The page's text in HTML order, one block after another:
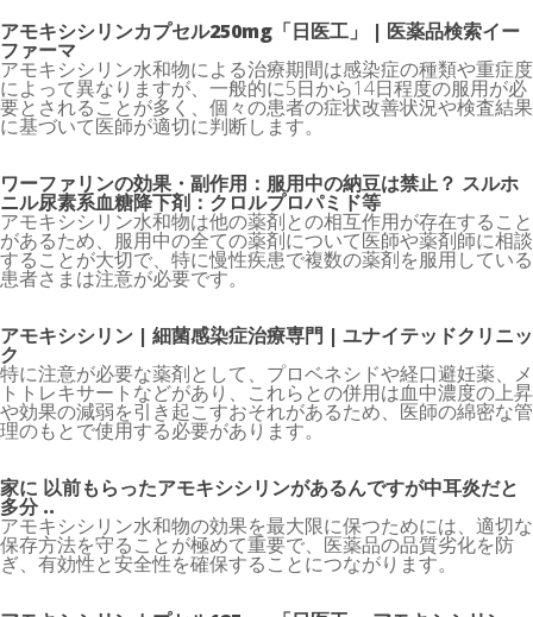
アモキシシリンカプセル250mg「日医工」 | 医薬品検索イー
ファーマ
アモキシシリン水和物による治療期間は感染症の種類や重症度
によって異なりますが、一般的に5日から14日程度の服用が必
要とされることが多く、個々の患者の症状改善状況や検査結果
に基づいて医師が適切に判断します。
ワーファリンの効果・副作用：服用中の納豆は禁止？ スルホ
ニル尿素系血糖降下剤：クロルプロパミド等
アモキシシリン水和物は他の薬剤との相互作用が存在すること
があるため、服用中の全ての薬剤について医師や薬剤師に相談
することが大切で、特に慢性疾患で複数の薬剤を服用している
患者さまは注意が必要です。
アモキシシリン | 細菌感染症治療専門 | ユナイテッドクリニッ
ク
特に注意が必要な薬剤として、プロベネシドや経口避妊薬、メ
トトレキサートなどがあり、これらとの併用は血中濃度の上昇
や効果の減弱を引き起こすおそれがあるため、医師の綿密な管
理のもとで使用する必要があります。
家に 以前もらったアモキシシリンがあるんですが中耳炎だと
多分 ..
アモキシシリン水和物の効果を最大限に保つためには、適切な
保存方法を守ることが極めて重要で、医薬品の品質劣化を防
ぎ、有効性と安全性を確保することにつながります。